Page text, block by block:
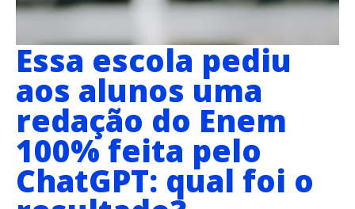
Essa escola pediu
aos alunos uma
redação do Enem
100% feita pelo
ChatGPT: qual foi o